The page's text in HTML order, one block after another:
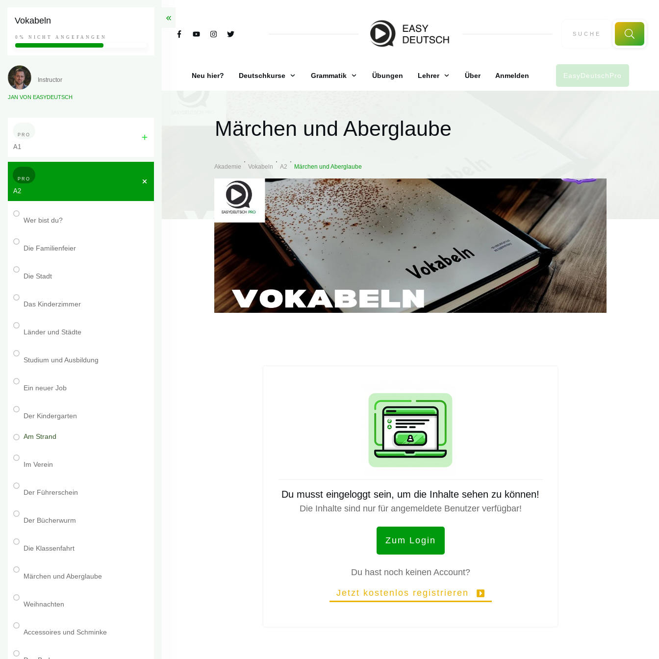
Neu hier? Deutschkurse Grammatik Übungen Lehrer Über Anmelden EasyDeutschPro
Märchen und Aberglaube
Akademie Vokabeln A2 Märchen und Aberglaube
Du musst eingeloggt sein, um die Inhalte sehen zu können!
Die Inhalte sind nur für angemeldete Benutzer verfügbar!
Zum Login
Du hast noch keinen Account?
Jetzt kostenlos registrieren
Vokabeln
0% NICHT ANGEFANGEN
Instructor
JAN VON EASYDEUTSCH
PRO
A1
PRO
A2
Wer bist du?
Die Familienfeier
Die Stadt
Das Kinderzimmer
Länder und Städte
Studium und Ausbildung
Ein neuer Job
Der Kindergarten
Am Strand
Im Verein
Der Führerschein
Der Bücherwurm
Die Klassenfahrt
Märchen und Aberglaube
Weihnachten
Accessoires und Schminke